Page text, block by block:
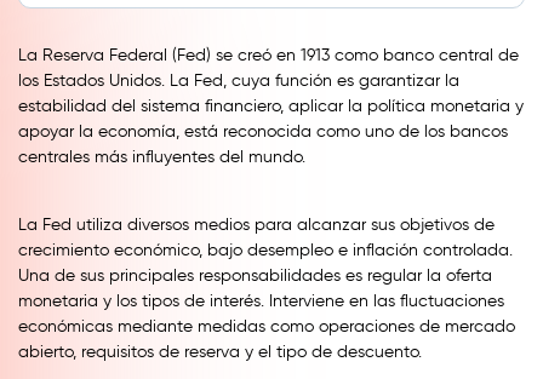
La Reserva Federal (Fed) se creó en 1913 como banco central de
los Estados Unidos. La Fed, cuya función es garantizar la
estabilidad del sistema financiero, aplicar la política monetaria y
apoyar la economía, está reconocida como uno de los bancos
centrales más influyentes del mundo.
La Fed utiliza diversos medios para alcanzar sus objetivos de
crecimiento económico, bajo desempleo e inflación controlada.
Una de sus principales responsabilidades es regular la oferta
monetaria y los tipos de interés. Interviene en las fluctuaciones
económicas mediante medidas como operaciones de mercado
abierto, requisitos de reserva y el tipo de descuento.